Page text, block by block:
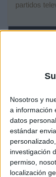
Nosotros y
a información
datos
estándar
investigación
permiso,
localización
partidos
Sábado, 14/
Domingo,
07:00